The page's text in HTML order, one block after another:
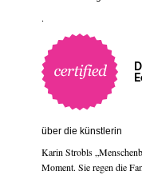
.
über die künstlerin
Karin Strobls
Moment. Sie regen die